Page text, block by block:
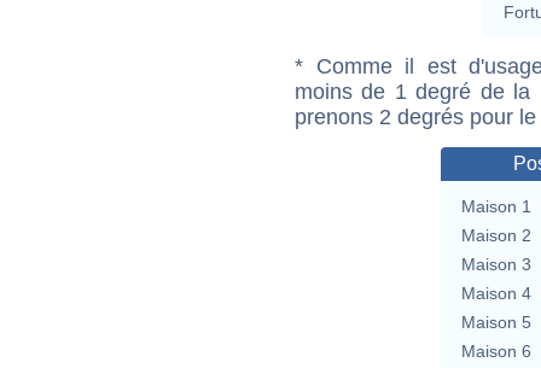
* Comme il est
moins de 1 degré de la
prenons 2 degrés pour
Maison 1
Maison 2
Maison 3
Maison 4
Maison 5
Maison 6